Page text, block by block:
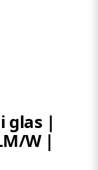
glas |
W |